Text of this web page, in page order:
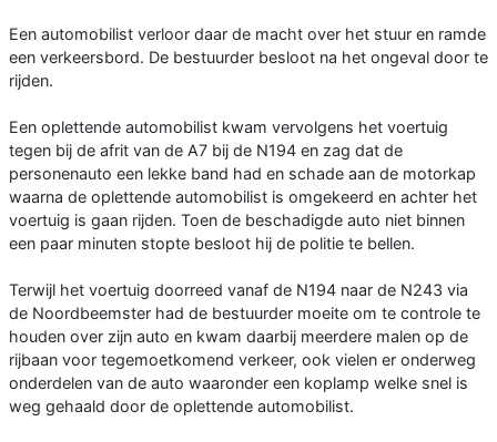
Een automobilist verloor daar de macht over het stuur en ramde
een verkeersbord. De bestuurder besloot na het ongeval door te
rijden.
Een oplettende automobilist kwam vervolgens het voertuig
tegen bij de afrit van de A7 bij de N194 en zag dat de
personenauto een lekke band had en schade aan de motorkap
waarna de oplettende automobilist is omgekeerd en achter het
voertuig is gaan rijden. Toen de beschadigde auto niet binnen
een paar minuten stopte besloot hij de politie te bellen.
Terwijl het voertuig doorreed vanaf de N194 naar de N243 via
de Noordbeemster had de bestuurder moeite om te controle te
houden over zijn auto en kwam daarbij meerdere malen op de
rijbaan voor tegemoetkomend verkeer, ook vielen er onderweg
onderdelen van de auto waaronder een koplamp welke snel is
weg gehaald door de oplettende automobilist.